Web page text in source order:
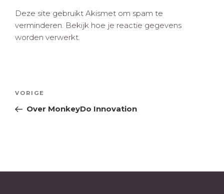
Deze site gebruikt Akismet om spam te
verminderen. Bekijk hoe je reactie gegevens
worden verwerkt.
Vorig
bericht
VORIGE
Over MonkeyDo Innovation